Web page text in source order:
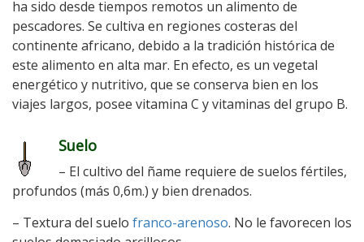
ha sido desde tiempos remotos un alimento de
pescadores. Se cultiva en regiones costeras del
continente africano, debido a la tradición histórica de
este alimento en alta mar. En efecto, es un vegetal
energético y nutritivo, que se conserva bien en los
viajes largos, posee vitamina C y vitaminas del grupo B.
Suelo
– El cultivo del ñame requiere de suelos fértiles,
profundos (más 0,6m.) y bien drenados.
– Textura del suelo franco-arenoso. No le favorecen los